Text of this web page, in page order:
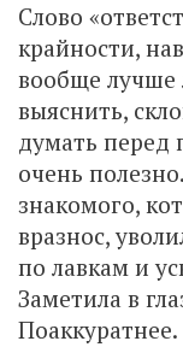
Слово
крайности,
вообще
выяснить,
думать перед
очень
знакомого,
вразнос,
по лавкам и
Заметила в
Поаккуратнее.